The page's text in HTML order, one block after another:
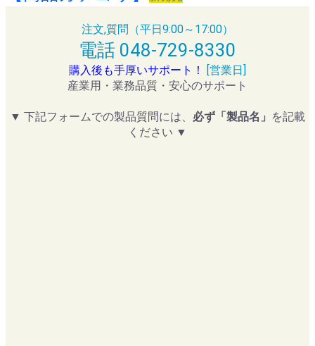
注文,質問（平日9:00～17:00）
電話 048-729-8330
購入後も手厚いサポート！
[営業日]
産業用・業務品質・安心のサポート
▼ 下記フォームでの製品質問には、 必ず「製品名」 を記載
ください ▼